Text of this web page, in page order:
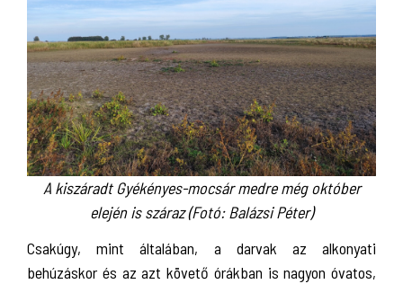
A kiszáradt Gyékényes-mocsár medre még október
elején is száraz (Fotó: Balázsi Péter)
Csakúgy, mint általában, a darvak az alkonyati
behúzáskor és az azt követő órákban is nagyon óvatos,